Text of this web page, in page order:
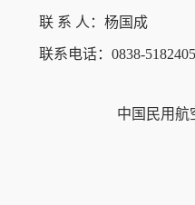
联 系 人：杨国成
联系电话：0838-5182405
中国民用航